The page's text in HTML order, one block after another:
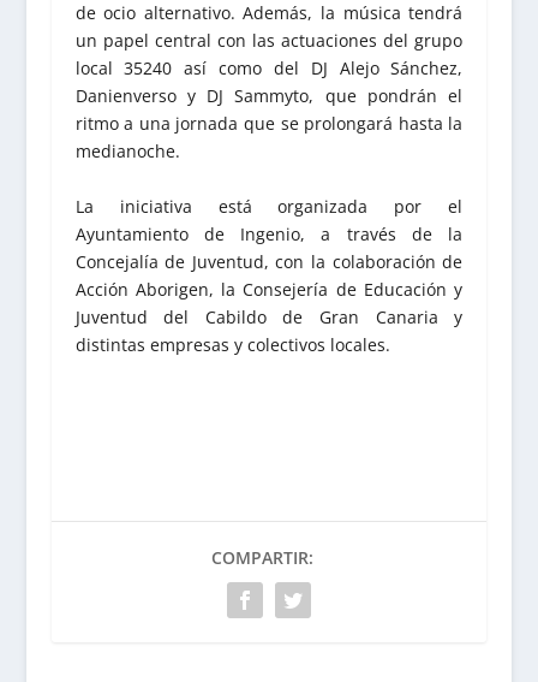
de ocio alternativo. Además, la música tendrá
un papel central con las actuaciones del grupo
local 35240 así como del DJ Alejo Sánchez,
Danienverso y DJ Sammyto, que pondrán el
ritmo a una jornada que se prolongará hasta la
medianoche.
La iniciativa está organizada por el
Ayuntamiento de Ingenio, a través de la
Concejalía de Juventud, con la colaboración de
Acción Aborigen, la Consejería de Educación y
Juventud del Cabildo de Gran Canaria y
distintas empresas y colectivos locales.
COMPARTIR: